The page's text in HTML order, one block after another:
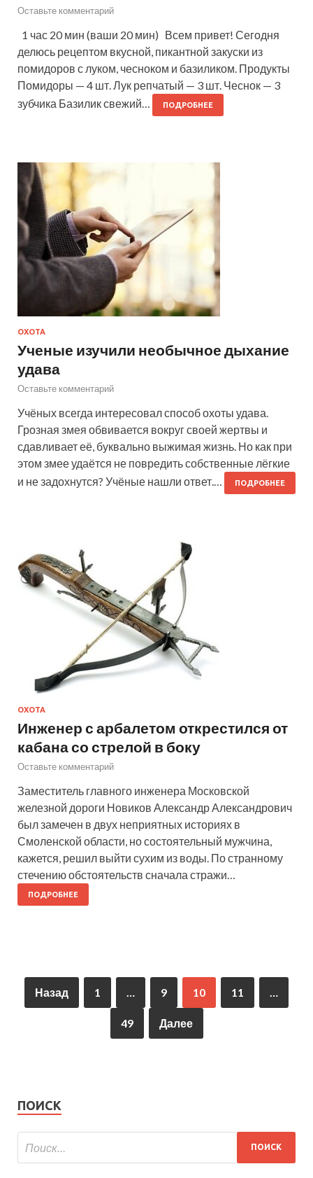
Оставьте комментарий
1 час 20 мин (ваши 20 мин) Всем привет! Сегодня
делюсь рецептом вкусной, пикантной закуски из
помидоров с луком, чесноком и базиликом. Продукты
Помидоры — 4 шт. Лук репчатый — 3 шт. Чеснок — 3
зубчика Базилик свежий…
ПОДРОБНЕЕ
ОХОТА
Ученые изучили необычное дыхание
удава
Оставьте комментарий
Учёных всегда интересовал способ охоты удава.
Грозная змея обвивается вокруг своей жертвы и
сдавливает её, буквально выжимая жизнь. Но как при
этом змее удаётся не повредить собственные лёгкие
и не задохнутся? Учёные нашли ответ.…
ПОДРОБНЕЕ
ОХОТА
Инженер с арбалетом открестился от
кабана со стрелой в боку
Оставьте комментарий
Заместитель главного инженера Московской
железной дороги Новиков Александр Александрович
был замечен в двух неприятных историях в
Смоленской области, но состоятельный мужчина,
кажется, решил выйти сухим из воды. По странному
стечению обстоятельств сначала стражи…
ПОДРОБНЕЕ
Назад 1 9 10 11
49 Далее
ПОИСК